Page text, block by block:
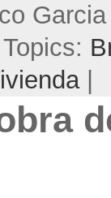
|